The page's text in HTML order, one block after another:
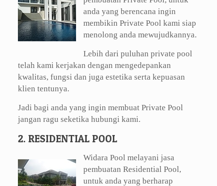
anda yang berencana ingin
membikin Private Pool kami siap
menolong anda mewujudkannya.
Lebih dari puluhan private pool
telah kami kerjakan dengan mengedepankan
kwalitas, fungsi dan juga estetika serta kepuasan
klien tentunya.
Jadi bagi anda yang ingin membuat Private Pool
jangan ragu seketika hubungi kami.
2. RESIDENTIAL POOL
Widara Pool melayani jasa
pembuatan Residential Pool,
untuk anda yang berharap